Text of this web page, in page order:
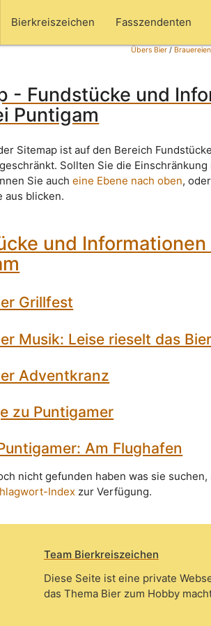
Bierkreiszeichen Fasszendenten
Übers Bier/Brauereien
- Fundstücke und
Puntigam
Sitemap ist auf den Bereich
Sollten Sie die
Sie aucheine Ebene nach oben,
aus blicken.
und
Grillfest
Musik: Leise rieselt das
Adventkranz
zu Puntigamer
Am Flughafen
nicht gefunden haben was sie
Index zur Verfügung.
Team Bierkreiszeichen
Diese Seite ist eine private
das Thema Bier zum Hobby